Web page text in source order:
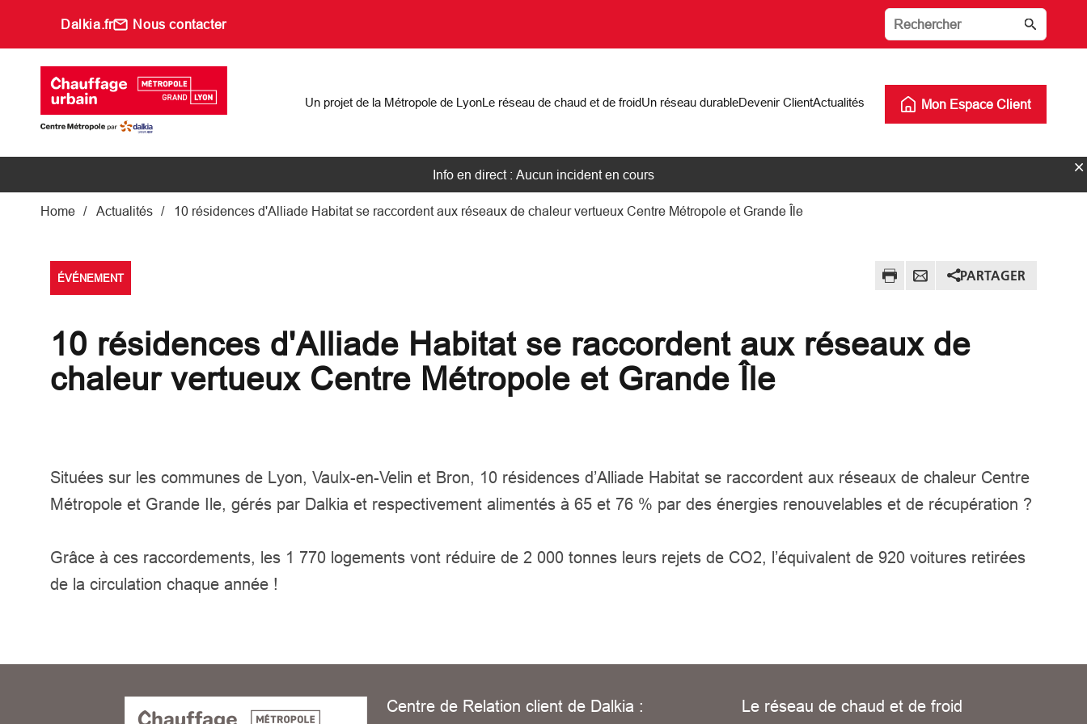
Dalkia.fr Nous contacter
Un projet de la Métropole de LyonLe réseau de chaud et de froidUn réseau durableDevenir ClientActualités Mon Espace Client
Info en direct : Aucun incident en cours
Fil d'Ariane
Home Actualités 10 résidences d'Alliade Habitat se raccordent aux réseaux de chaleur vertueux Centre Métropole et Grande Île
ÉVÉNEMENT PARTAGER
10 résidences d'Alliade Habitat se raccordent aux réseaux de
chaleur vertueux Centre Métropole et Grande Île
Situées sur les communes de Lyon, Vaulx-en-Velin et Bron, 10 résidences d’Alliade Habitat se raccordent aux réseaux de chaleur Centre
Métropole et Grande Ile, gérés par Dalkia et respectivement alimentés à 65 et 76 % par des énergies renouvelables et de récupération ?
Grâce à ces raccordements, les 1 770 logements vont réduire de 2 000 tonnes leurs rejets de CO2, l’équivalent de 920 voitures retirées
de la circulation chaque année !
Centre de Relation client de Dalkia : Le réseau de chaud et de froid